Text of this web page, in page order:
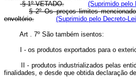
§ 1º VETADO.
(Suprimido pelo
§ 2º Os preços limites
envoltório.
(Suprimido pelo Decreto-
Art . 7º São também isentos:
I - os produtos exportados para o
II - produtos industrializados pelas
finalidades, e desde que obtida declaração